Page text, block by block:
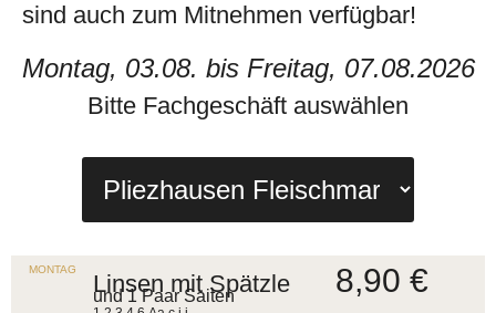
sind auch zum Mitnehmen verfügbar!
Montag, 03.08. bis Freitag, 07.08.2026
Bitte Fachgeschäft auswählen
MONTAG
Linsen mit Spätzle
und 1 Paar Saiten 8,90 €